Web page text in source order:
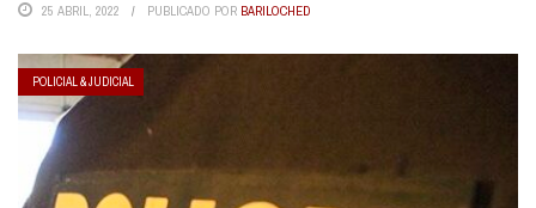
25 ABRIL, 2022 PUBLICADO POR BARILOCHED
POLICIAL & JUDICIAL